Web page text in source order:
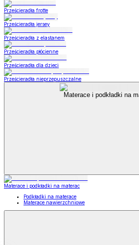
Prześcieradła frotte
Prześcieradła jersey
Prześcieradła z elastanem
Prześcieradła płócienne
Prześcieradła dla dzieci
Prześcieradła nieprzepuszczalne
Materace i podkładki na
Materace i podkładki na materac
Podkładki na materace
Materace nawierzchniowe